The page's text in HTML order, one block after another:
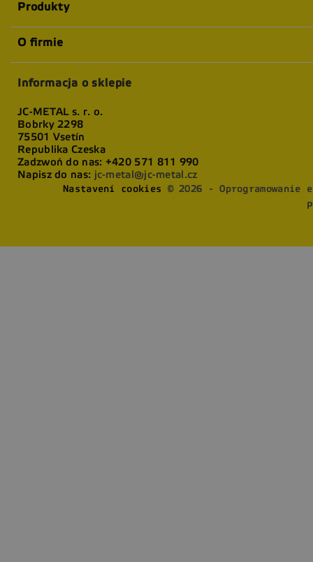
Produkty
O firmie
Informacja o sklepie
JC-METAL s. r. o.
Bobrky 2298
75501 Vsetín
Republika Czeska
Zadzwoń do nas: +420 571 811 990
Napisz do nas: jc-metal@jc-metal.cz
Nastavení cookies
© 2026 - Oprogramowanie